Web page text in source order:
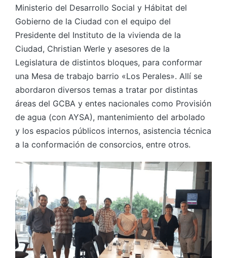
Ministerio del Desarrollo Social y Hábitat del
Gobierno de la Ciudad con el equipo del
Presidente del Instituto de la vivienda de la
Ciudad, Christian Werle y asesores de la
Legislatura de distintos bloques, para conformar
una Mesa de trabajo barrio «Los Perales». Allí se
abordaron diversos temas a tratar por distintas
áreas del GCBA y entes nacionales como Provisión
de agua (con AYSA), mantenimiento del arbolado
y los espacios públicos internos, asistencia técnica
a la conformación de consorcios, entre otros.